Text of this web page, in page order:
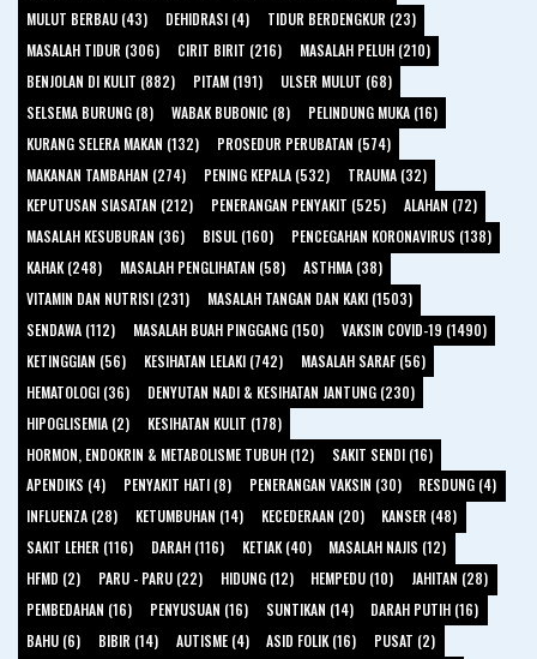
MULUT BERBAU (43)
DEHIDRASI (4)
TIDUR BERDENGKUR (23)
MASALAH TIDUR (306)
CIRIT BIRIT (216)
MASALAH PELUH (210)
BENJOLAN DI KULIT (882)
PITAM (191)
ULSER MULUT (68)
SELSEMA BURUNG (8)
WABAK BUBONIC (8)
PELINDUNG MUKA (16)
KURANG SELERA MAKAN (132)
PROSEDUR PERUBATAN (574)
MAKANAN TAMBAHAN (274)
PENING KEPALA (532)
TRAUMA (32)
KEPUTUSAN SIASATAN (212)
PENERANGAN PENYAKIT (525)
ALAHAN (72)
MASALAH KESUBURAN (36)
BISUL (160)
PENCEGAHAN KORONAVIRUS (138)
KAHAK (248)
MASALAH PENGLIHATAN (58)
ASTHMA (38)
VITAMIN DAN NUTRISI (231)
MASALAH TANGAN DAN KAKI (1503)
SENDAWA (112)
MASALAH BUAH PINGGANG (150)
VAKSIN COVID-19 (1490)
KETINGGIAN (56)
KESIHATAN LELAKI (742)
MASALAH SARAF (56)
HEMATOLOGI (36)
DENYUTAN NADI & KESIHATAN JANTUNG (230)
HIPOGLISEMIA (2)
KESIHATAN KULIT (178)
HORMON, ENDOKRIN & METABOLISME TUBUH (12)
SAKIT SENDI (16)
APENDIKS (4)
PENYAKIT HATI (8) PENERANGAN VAKSIN (30)
RESDUNG (4)
INFLUENZA (28)
KETUMBUHAN (14) KECEDERAAN (20)
KANSER (48)
SAKIT LEHER (116)
DARAH (116) KETIAK (40)
MASALAH NAJIS (12)
HFMD (2)
PARU - PARU (22) HIDUNG (12) HEMPEDU (10)
JAHITAN (28)
PEMBEDAHAN (16)
PENYUSUAN (16) SUNTIKAN (14)
DARAH PUTIH (16)
BAHU (6)
BIBIR (14) AUTISME (4) ASID FOLIK (16)
PUSAT (2)